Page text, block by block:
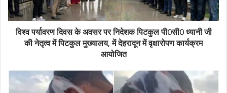
विश्व पर्यावरण दिवस के अवसर पर निदेशक पिटकुल पी0सी0 ध्यानी जी
की नेतृत्व में पिटकुल मुख्यालय, में देहरादून में वृक्षारोपण कार्यक्रम
आयोजित